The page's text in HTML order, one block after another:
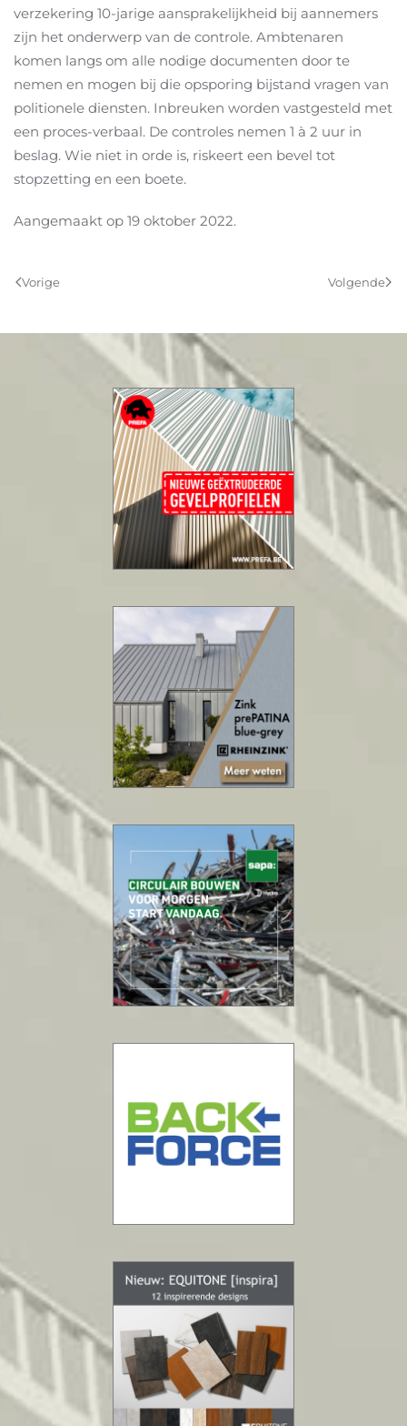
verzekering 10-jarige aansprakelijkheid bij aannemers
zijn het onderwerp van de controle. Ambtenaren
komen langs om alle nodige documenten door te
nemen en mogen bij die opsporing bijstand vragen van
politionele diensten. Inbreuken worden vastgesteld met
een proces-verbaal. De controles nemen 1 à 2 uur in
beslag. Wie niet in orde is, riskeert een bevel tot
stopzetting en een boete.
Aangemaakt op 19 oktober 2022.
Vorige Volgende